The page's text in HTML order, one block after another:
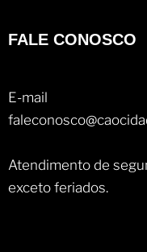
FALE CONOSCO
E-mail
Atendimento de
exceto feriados.